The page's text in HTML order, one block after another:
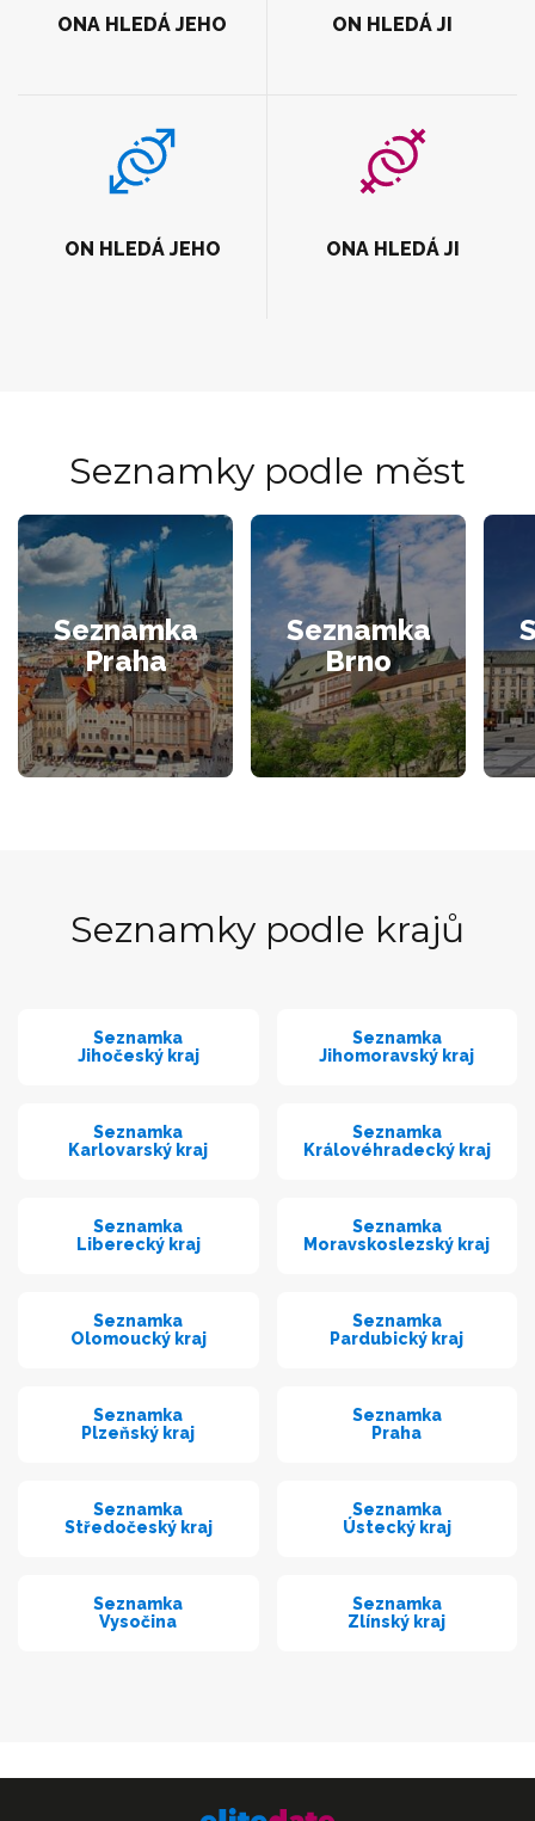
ONA HLEDÁ JEHO ON HLEDÁ JI
ON HLEDÁ JEHO ONA HLEDÁ JI
Seznamky podle měst
Seznamka
Praha
Seznamka
Brno
Seznamky podle krajů
Seznamka
Jihočeský kraj
Seznamka
Jihomoravský kraj
Seznamka
Karlovarský kraj
Seznamka
Královéhradecký kraj
Seznamka
Liberecký kraj
Seznamka
Moravskoslezský kraj
Seznamka
Olomoucký kraj
Seznamka
Pardubický kraj
Seznamka
Plzeňský kraj
Seznamka
Praha
Seznamka
Středočeský kraj
Seznamka
Ústecký kraj
Seznamka
Vysočina
Seznamka
Zlínský kraj